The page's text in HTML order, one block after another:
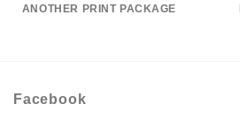
ANOTHER PRINT PACKAGE
Facebook